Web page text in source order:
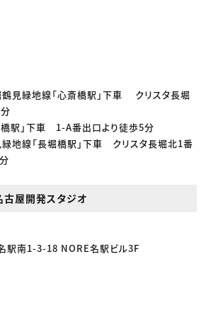
見緑地線「心斎橋駅」下車 クリスタ長堀
橋駅」下車 1-A番出口より徒歩5分
地線「長堀橋駅」下車 クリスタ長堀北1番
古屋開発スタジオ
駅南1-3-18 NORE名駅ビル3F